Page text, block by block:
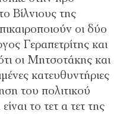
Βίλνιους της
οι δύο
Γεραπετρίτης και
οι Μητσοτάκης και
κατευθυντήριες
του πολιτικού
το τετ α τετ της